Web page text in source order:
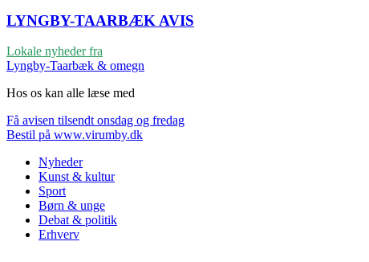
LYNGBY-TAARBÆK AVIS
Lokale nyheder fra
Lyngby-Taarbæk & omegn
Hos os kan alle læse med
Få avisen tilsendt onsdag og fredag
Bestil på www.virumby.dk
Nyheder
Kunst & kultur
Sport
Børn & unge
Debat & politik
Erhverv